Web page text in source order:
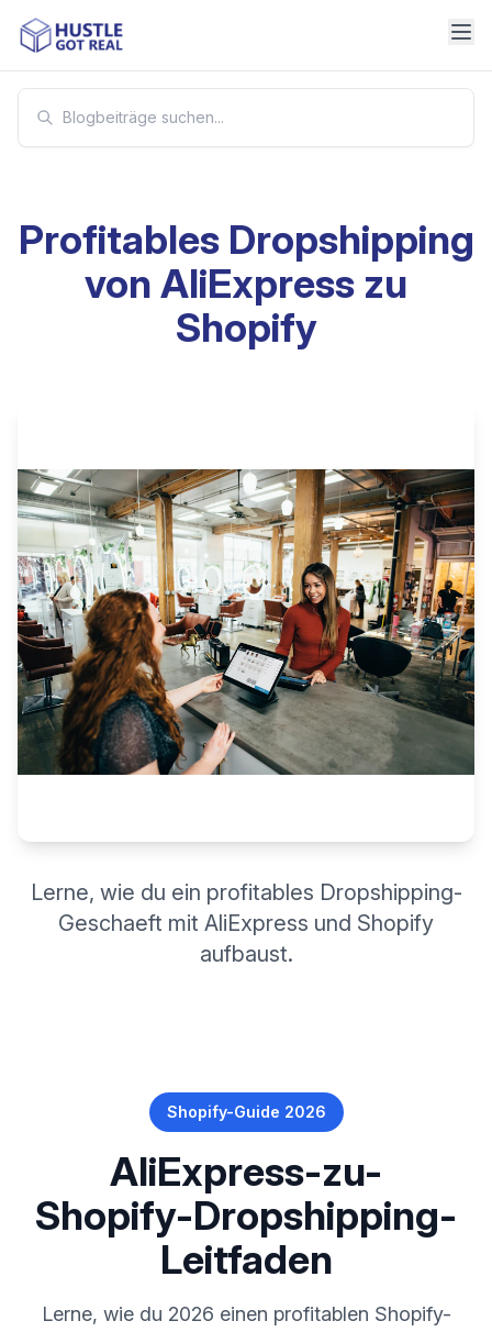
Profitables Dropshipping
von AliExpress zu
Shopify
Lerne, wie du ein profitables Dropshipping-
Geschaeft mit AliExpress und Shopify
aufbaust.
Shopify-Guide 2026
AliExpress-zu-
Shopify-Dropshipping-
Leitfaden
Lerne, wie du 2026 einen profitablen Shopify-